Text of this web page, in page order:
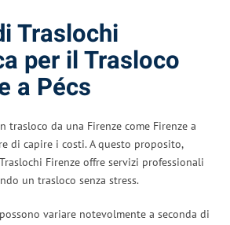
Traslochi
per il Trasloco
a Pécs
trasloco da una Firenze come Firenze a
di capire i costi. A questo proposito,
Firenze offre servizi professionali
un trasloco senza stress.
variare notevolmente a seconda di